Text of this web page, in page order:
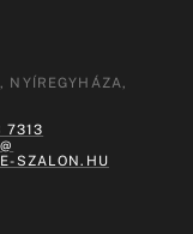
NYÍREGYHÁZA,
7313
SZALON.HU